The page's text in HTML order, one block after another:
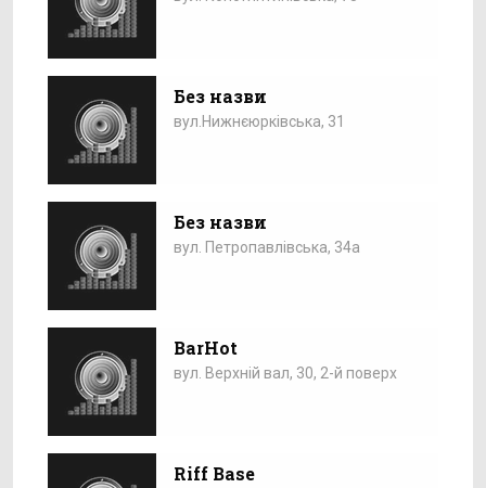
Без назви
вул.Нижнєюрківська, 31
Без назви
вул. Петропавлівська, 34а
BarHot
вул. Верхній вал, 30, 2-й поверх
Riff Base